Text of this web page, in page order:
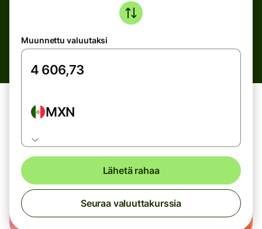
Muunnettu valuutaksi
MXN
Lähetä rahaa
Seuraa valuuttakurssia